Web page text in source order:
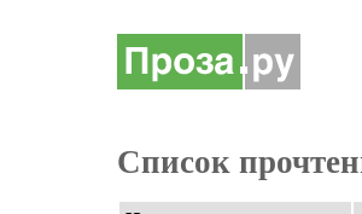
Список